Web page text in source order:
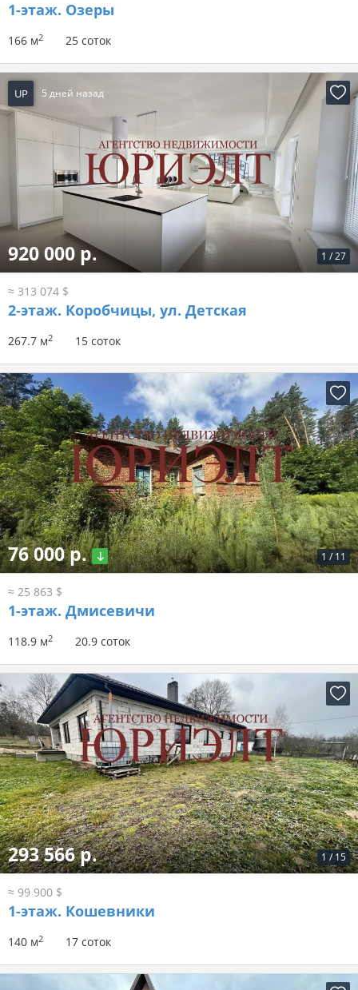
1-этаж. Озеры
166 м2 25 соток
UP 5 дней назад
1 /27
920 000 р.
≈ 313 074 $
2-этаж. Коробчицы, ул. Детская
267.7 м2 15 соток
1 / 11
76 000 р.
≈ 25 863 $
1-этаж. Дмисевичи
118.9 м2 20.9 соток
1 / 15
293 566 р.
≈ 99 900 $
1-этаж. Кошевники
140 м2 17 соток